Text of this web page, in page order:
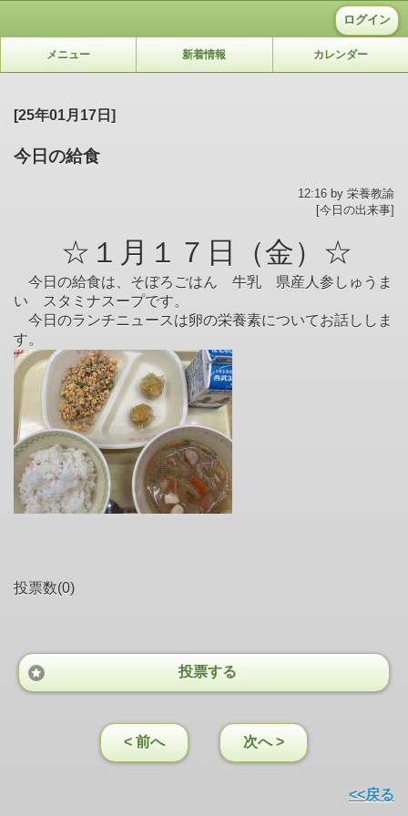
ログイン
メニュー 新着情報 カレンダー
[25年01月17日]
今日の給食
12:16 by 栄養教諭
[今日の出来事]
☆１月１７日（金）☆
今日の給食は、そぼろごはん 牛乳 県産人参しゅうま
い スタミナスープです。
今日のランチニュースは卵の栄養素についてお話ししま
す。
投票数(0)
投票する
< 前へ 次へ >
<<戻る